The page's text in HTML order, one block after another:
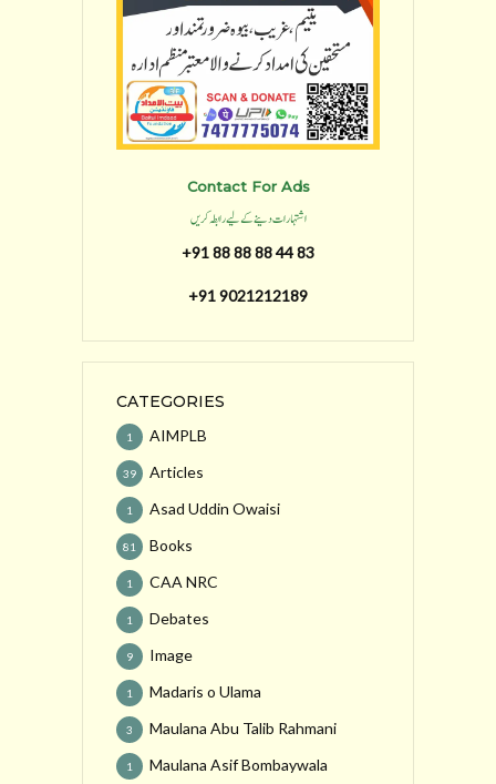
Contact For Ads
اشتہارات دینے کے لیے رابطہ کریں
+91 88 88 88 44 83
+91 9021212189
CATEGORIES
AIMPLB
1
Articles
39
Asad Uddin Owaisi
1
Books
81
CAA NRC
1
Debates
1
Image
9
Madaris o Ulama
1
Maulana Abu Talib Rahmani
3
Maulana Asif Bombaywala
1